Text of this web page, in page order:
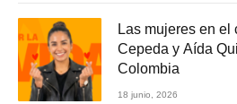
Las mujeres en el
Cepeda y Aída
Colombia
18 junio, 2026